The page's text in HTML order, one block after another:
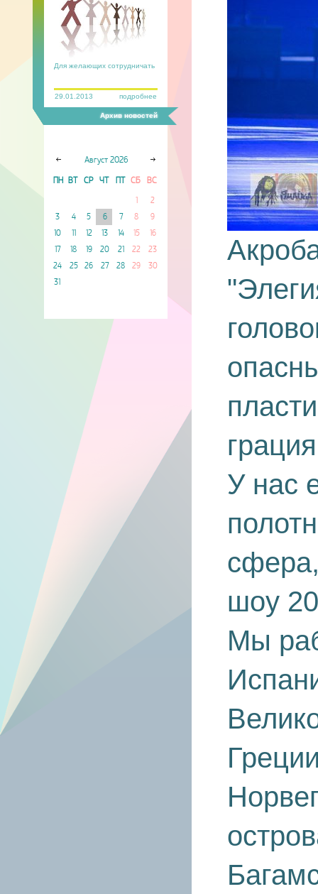
29.01.2013 подробнее
Для желающих сотрудничать
Архив новостей
Август 2026
ПН ВТ СР ЧТ СБ ВС
1
2
3
4 5 6 7 8
9
10
11 12 13 14 15
16
17
18 19 20 21 22
23
24
25 26 27 28 29
30
31
У нас
шоу
Мы